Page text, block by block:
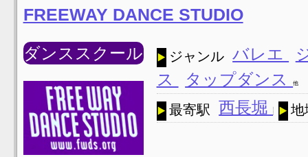
FREEWAY DANCE STUDIO
ダンススクール ジャンル バレエ
ス
タップダンス他
最寄駅 西長堀 地